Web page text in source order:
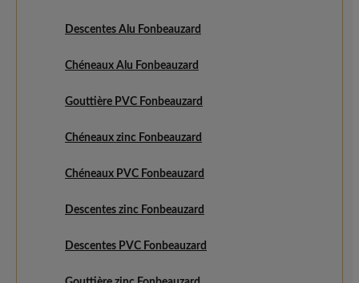
Descentes Alu Fonbeauzard
Chéneaux Alu Fonbeauzard
Gouttière PVC Fonbeauzard
Chéneaux zinc Fonbeauzard
Chéneaux PVC Fonbeauzard
Descentes zinc Fonbeauzard
Descentes PVC Fonbeauzard